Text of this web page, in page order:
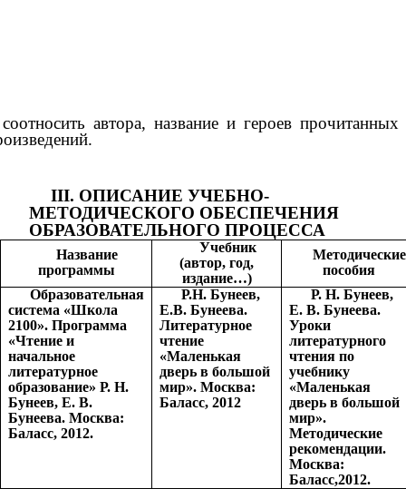
автора, название и героев прочитанных
III. ОПИСАНИЕ УЧЕБНО-
МЕТОДИЧЕСКОГО ОБЕСПЕЧЕНИЯ
ОБРАЗОВАТЕЛЬНОГО ПРОЦЕССА
Название
программы
Учебник
(автор, год,
издание…)
Методические
пособия
Образовательная
система «Школа
2100». Программа
«Чтение и
начальное
литературное
образование» Р. Н.
Бунеев, Е. В.
Бунеева. Москва:
Баласс, 2012.
Р.Н. Бунеев,
Е.В. Бунеева.
Литературное
чтение
«Маленькая
дверь в большой
мир». Москва:
Баласс, 2012
Р. Н. Бунеев,
Е. В. Бунеева.
Уроки
литературного
чтения по
учебнику
«Маленькая
дверь в большой
мир».
Методические
рекомендации.
Москва:
Баласс,2012.